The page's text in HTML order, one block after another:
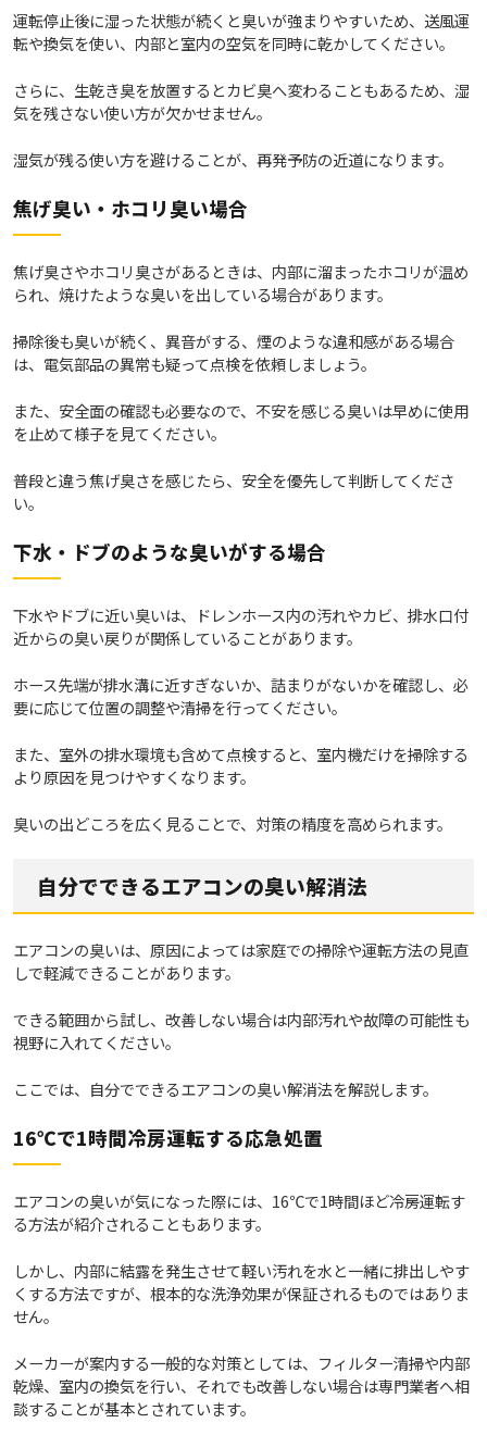
運転停止後に湿った状態が続くと臭いが強まりやすいため、送風運
転や換気を使い、内部と室内の空気を同時に乾かしてください。
さらに、生乾き臭を放置するとカビ臭へ変わることもあるため、湿
気を残さない使い方が欠かせません。
湿気が残る使い方を避けることが、再発予防の近道になります。
焦げ臭い・ホコリ臭い場合
焦げ臭さやホコリ臭さがあるときは、内部に溜まったホコリが温め
られ、焼けたような臭いを出している場合があります。
掃除後も臭いが続く、異音がする、煙のような違和感がある場合
は、電気部品の異常も疑って点検を依頼しましょう。
また、安全面の確認も必要なので、不安を感じる臭いは早めに使用
を止めて様子を見てください。
普段と違う焦げ臭さを感じたら、安全を優先して判断してくださ
い。
下水・ドブのような臭いがする場合
下水やドブに近い臭いは、ドレンホース内の汚れやカビ、排水口付
近からの臭い戻りが関係していることがあります。
ホース先端が排水溝に近すぎないか、詰まりがないかを確認し、必
要に応じて位置の調整や清掃を行ってください。
また、室外の排水環境も含めて点検すると、室内機だけを掃除する
より原因を見つけやすくなります。
臭いの出どころを広く見ることで、対策の精度を高められます。
自分でできるエアコンの臭い解消法
エアコンの臭いは、原因によっては家庭での掃除や運転方法の見直
しで軽減できることがあります。
できる範囲から試し、改善しない場合は内部汚れや故障の可能性も
視野に入れてください。
ここでは、自分でできるエアコンの臭い解消法を解説します。
16℃で1時間冷房運転する応急処置
エアコンの臭いが気になった際には、16℃で1時間ほど冷房運転す
る方法が紹介されることもあります。
しかし、内部に結露を発生させて軽い汚れを水と一緒に排出しやす
くする方法ですが、根本的な洗浄効果が保証されるものではありま
せん。
メーカーが案内する一般的な対策としては、フィルター清掃や内部
乾燥、室内の換気を行い、それでも改善しない場合は専門業者へ相
談することが基本とされています。